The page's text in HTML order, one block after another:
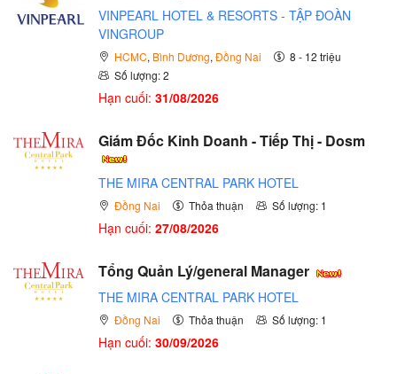
VINPEARL HOTEL & RESORTS - TẬP ĐOÀN
VINGROUP
HCMC, Bình Dương, Đồng Nai
8 - 12 triệu
Số lượng: 2
Hạn cuối: 31/08/2026
Giám Đốc Kinh Doanh - Tiếp Thị - Dosm
THE MIRA CENTRAL PARK HOTEL
Đồng Nai Thỏa thuận Số lượng: 1
Hạn cuối: 27/08/2026
Tổng Quản Lý/general Manager
THE MIRA CENTRAL PARK HOTEL
Đồng Nai Thỏa thuận Số lượng: 1
Hạn cuối: 30/09/2026